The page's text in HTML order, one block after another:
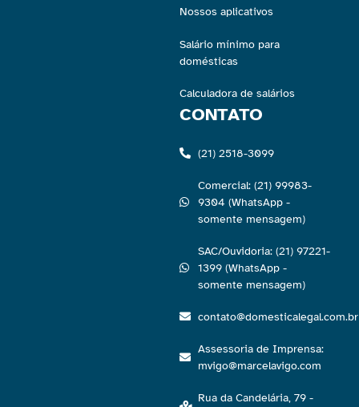
Nossos aplicativos
Salário mínimo para
domésticas
Calculadora de salários
CONTATO
(21) 2518-3099
Comercial: (21) 99983-
9304 (WhatsApp -
somente mensagem)
SAC/Ouvidoria: (21) 97221-
1399 (WhatsApp -
somente mensagem)
contato@domesticalegal.com.br
Assessoria de Imprensa:
mvigo@marcelavigo.com
Rua da Candelária, 79 -